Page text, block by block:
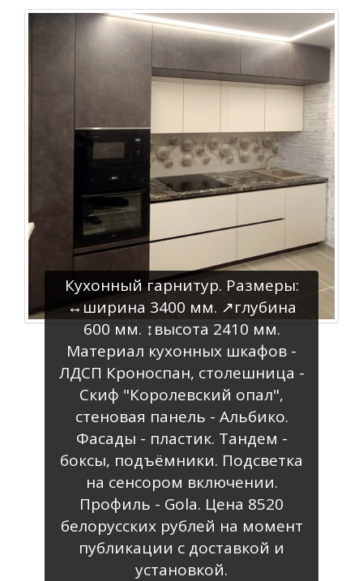
Кухонный гарнитур. Размеры:
↔️ширина 3400 мм. ↗️глубина
600 мм. ↕️высота 2410 мм.
Материал кухонных шкафов -
ЛДСП Кроноспан, столешница -
Скиф "Королевский опал",
стеновая панель - Альбико.
Фасады - пластик. Тандем -
боксы, подъёмники. Подсветка
на сенсором включении.
Профиль - Gola. Цена 8520
белорусских рублей на момент
публикации с доставкой и
установкой.